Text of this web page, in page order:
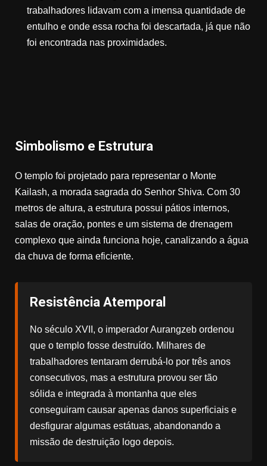
trabalhadores lidavam com a imensa quantidade de
entulho e onde essa rocha foi descartada, já que não
foi encontrada nas proximidades.
Simbolismo e Estrutura
O templo foi projetado para representar o Monte
Kailash, a morada sagrada do Senhor Shiva. Com 30
metros de altura, a estrutura possui pátios internos,
salas de oração, pontes e um sistema de drenagem
complexo que ainda funciona hoje, canalizando a água
da chuva de forma eficiente.
Resistência Atemporal
No século XVII, o imperador Aurangzeb ordenou
que o templo fosse destruído. Milhares de
trabalhadores tentaram derrubá-lo por três anos
consecutivos, mas a estrutura provou ser tão
sólida e integrada à montanha que eles
conseguiram causar apenas danos superficiais e
desfigurar algumas estátuas, abandonando a
missão de destruição logo depois.